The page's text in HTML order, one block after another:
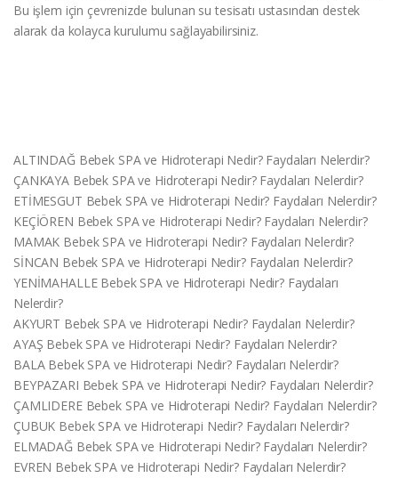
Bu işlem için çevrenizde bulunan su tesisatı ustasından destek
alarak da kolayca kurulumu sağlayabilirsiniz.
ALTINDAĞ Bebek SPA ve Hidroterapi Nedir? Faydaları Nelerdir?
ÇANKAYA Bebek SPA ve Hidroterapi Nedir? Faydaları Nelerdir?
ETİMESGUT Bebek SPA ve Hidroterapi Nedir? Faydaları Nelerdir?
KEÇİÖREN Bebek SPA ve Hidroterapi Nedir? Faydaları Nelerdir?
MAMAK Bebek SPA ve Hidroterapi Nedir? Faydaları Nelerdir?
SİNCAN Bebek SPA ve Hidroterapi Nedir? Faydaları Nelerdir?
YENİMAHALLE Bebek SPA ve Hidroterapi Nedir? Faydaları
Nelerdir?
AKYURT Bebek SPA ve Hidroterapi Nedir? Faydaları Nelerdir?
AYAŞ Bebek SPA ve Hidroterapi Nedir? Faydaları Nelerdir?
BALA Bebek SPA ve Hidroterapi Nedir? Faydaları Nelerdir?
BEYPAZARI Bebek SPA ve Hidroterapi Nedir? Faydaları Nelerdir?
ÇAMLIDERE Bebek SPA ve Hidroterapi Nedir? Faydaları Nelerdir?
ÇUBUK Bebek SPA ve Hidroterapi Nedir? Faydaları Nelerdir?
ELMADAĞ Bebek SPA ve Hidroterapi Nedir? Faydaları Nelerdir?
EVREN Bebek SPA ve Hidroterapi Nedir? Faydaları Nelerdir?